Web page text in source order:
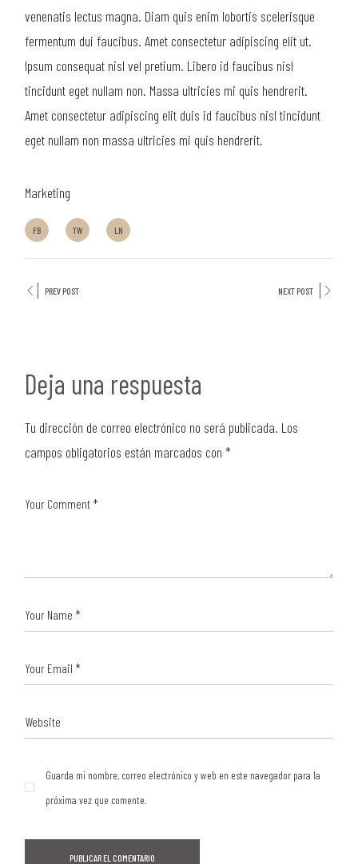
venenatis lectus magna. Diam quis enim lobortis scelerisque
fermentum dui faucibus. Amet consectetur adipiscing elit ut.
Ipsum consequat nisl vel pretium. Libero id faucibus nisl
tincidunt eget nullam non. Massa ultricies mi quis hendrerit.
Amet consectetur adipiscing elit duis id faucibus nisl tincidunt
eget nullam non massa ultricies mi quis hendrerit.
Marketing
FB TW LN
PREV POST NEXT POST
Deja una respuesta
Tu dirección de correo electrónico no será publicada. Los
campos obligatorios están marcados con*
Guarda mi nombre, correo electrónico y web en este navegador para la
próxima vez que comente.
PUBLICAR EL COMENTARIO